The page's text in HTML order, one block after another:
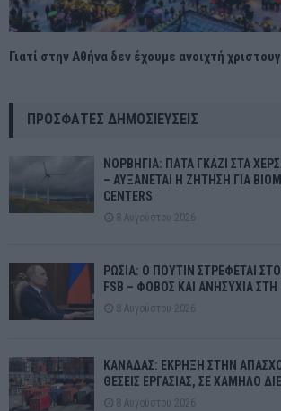
Γιατί στην Αθήνα δεν έχουμε ανοιχτή
ΠΡΌΣΦΑΤΕΣ ΔΗΜΟΣΙΕΎΣΕΙΣ
ΝΟΡΒΗΓΙΑ: ΠΑΤΑ ΓΚΑΖΙ ΣΤΑ
– ΑΥΞΑΝΕΤΑΙ Η ΖΗΤΗΣΗ ΓΙΑ
CENTERS
8 Αυγούστου 2026
ΡΩΣΙΑ: Ο ΠΟΥΤΙΝ ΣΤΡΕΦΕΤΑΙ
FSB – ΦΟΒΟΣ ΚΑΙ ΑΝΗΣΥΧΙΑ ΣΤΗ
8 Αυγούστου 2026
ΚΑΝΑΔΑΣ: ΕΚΡΗΞΗ ΣΤΗΝ
ΘΕΣΕΙΣ ΕΡΓΑΣΙΑΣ, ΣΕ ΧΑΜΗΛΟ
8 Αυγούστου 2026